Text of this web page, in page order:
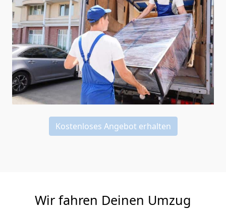
Kostenloses Angebot erhalten
Wir fahren Deinen Umzug